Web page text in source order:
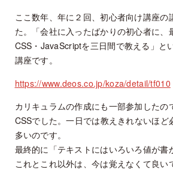
ここ数年、年に２回、初心者向け講座の
た。「会社に入ったばかりの初心者に、
CSS・JavaScriptを三日間で教える」と
講座です。
https://www.deos.co.jp/koza/detail/tf010
カリキュラムの作成にも一部参加したの
CSSでした。一日では教えきれないほど
多いのです。
最終的に「テキストにはいろいろ値が書
これとこれ以外は、今は覚えなくて良い